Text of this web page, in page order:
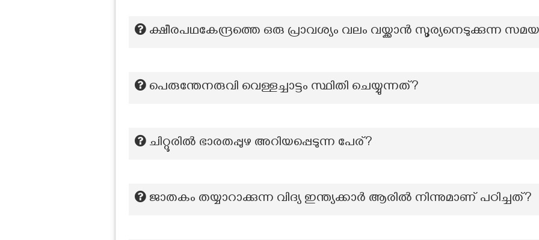
ക്ഷീരപഥകേന്ദ്രത്തെ ഒരു പ്രാവശ്യം വലം വയ്ക്കാൻ സൂര്യനെടുക്കുന്ന
പെരുന്തേനരുവി വെള്ളച്ചാട്ടം സ്ഥിതി ചെയ്യുന്നത്?
ചിറ്റൂരിൽ ഭാരതപ്പുഴ അറിയപ്പെടുന്ന പേര്?
ജാതകം തയ്യാറാക്കുന്ന വിദ്യ ഇന്ത്യക്കാർ ആരിൽ നിന്നുമാണ് പഠിച്ചത്?